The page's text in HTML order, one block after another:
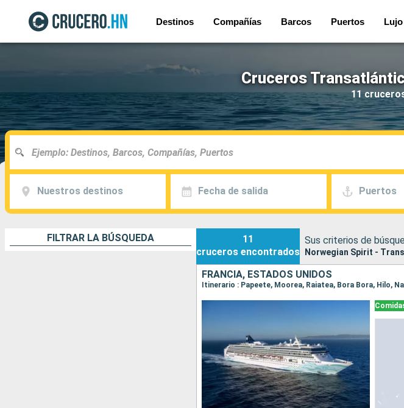
Destinos Compañías Barcos Puertos Lujo
Cruceros
11
Nuestros destinos Fecha de salida Puertos
FILTRAR LA BÚSQUEDA
11
cruceros encontrados
Sus criterios de
Norwegian Spirit -
FRANCIA, ESTADOS UNIDOS
Itinerario : Papeete, Moorea, Raiatea, Bora Bora, Hilo,